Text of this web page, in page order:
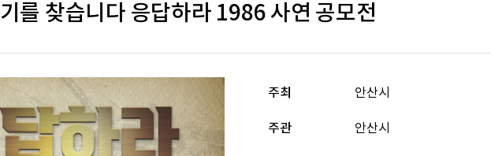
를 찾습니다 응답하라 1986 사연 공모전
주최 안산시
주관 안산시